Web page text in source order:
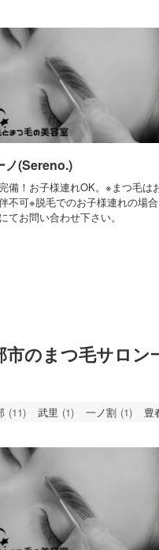
ノ(Sereno.)
備！お子様連れOK。※まつ毛は
不可※脱毛でのお子様連れの場
てお問い合わせ下さい。
市のまつ毛サロン
(11) 武里 (1) 一ノ割 (1) 豊